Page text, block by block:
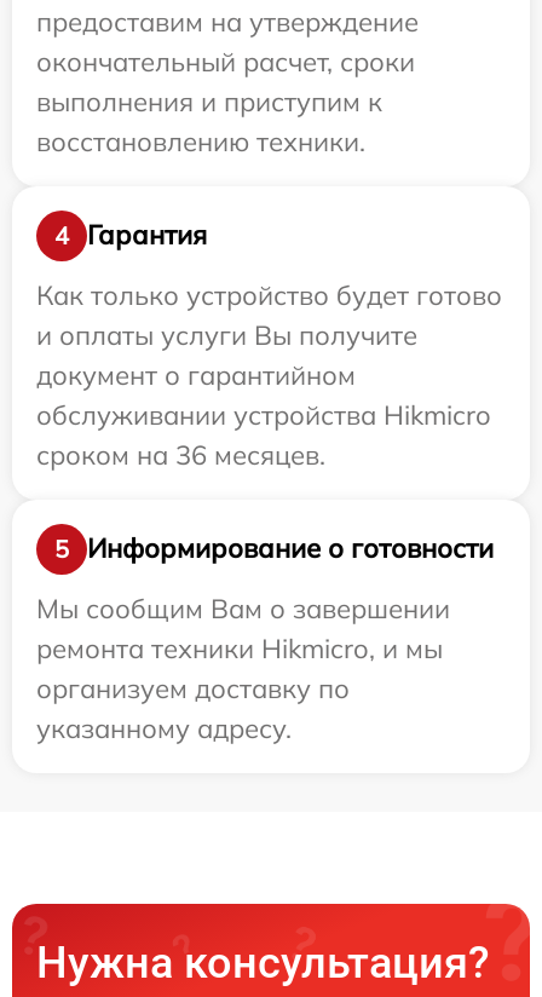
предоставим на утверждение
окончательный расчет, сроки
выполнения и приступим к
восстановлению техники.
4
Гарантия
Как только устройство будет готово
и оплаты услуги Вы получите
документ о гарантийном
обслуживании устройства Hikmicro
сроком на 36 месяцев.
5
Информирование о готовности
Мы сообщим Вам о завершении
ремонта техники Hikmicro, и мы
организуем доставку по
указанному адресу.
Нужна консультация?